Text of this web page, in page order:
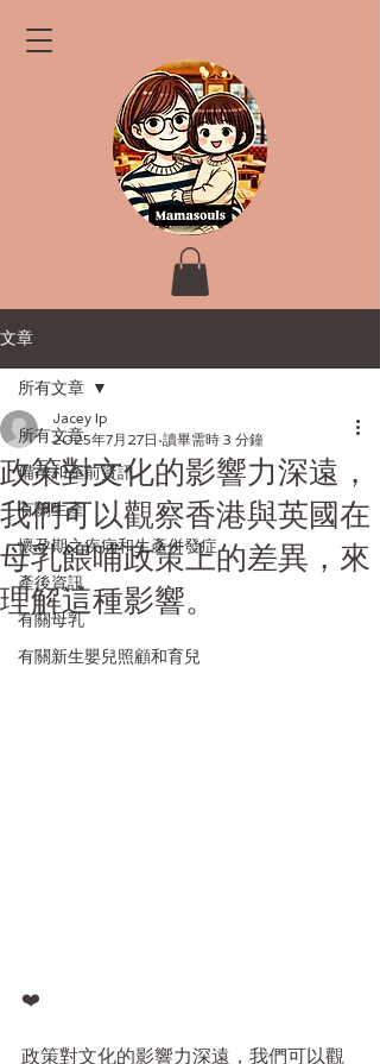
文章
所有文章
備孕和產前資訊
有關生產
懷孕期之疾病和生產併發症
產後資訊
有關母乳
有關新生嬰兒照顧和育兒
所有文章
政策對文化的影響力深遠，
我們可以觀察香港與英國在
母乳餵哺政策上的差異，來
理解這種影響。
Jacey Ip
2025年7月27日 讀畢需時 3 分鐘
❤️
政策對文化的影響力深遠，我們可以觀